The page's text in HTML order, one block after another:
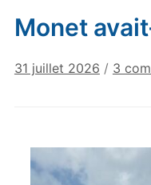
Monet
31 juillet 2026 / 3